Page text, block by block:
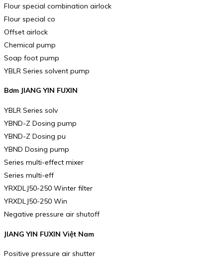
Flour special combination airlock
Flour special co
Offset airlock
Chemical pump
Soap foot pump
YBLR Series solvent pump
Bơm JIANG YIN FUXIN
YBLR Series solv
YBND-Z Dosing pump
YBND-Z Dosing pu
YBND Dosing pump
Series multi-effect mixer
Series multi-eff
YRXDLJ50-250 Winter filter
YRXDLJ50-250 Win
Negative pressure air shutoff
JIANG YIN FUXIN Việt Nam
Positive pressure air shutter